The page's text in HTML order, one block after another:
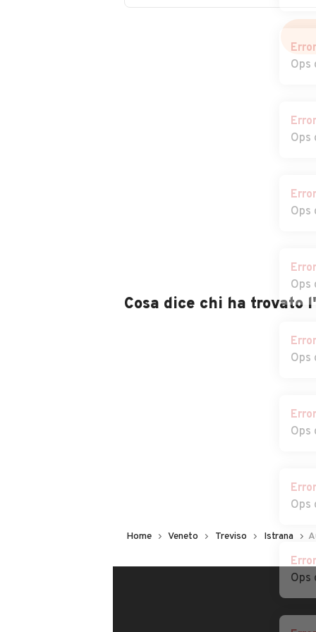
Auto usate
Auto usate
Cosa dice chi ha trovato
Home Veneto Treviso Istrana
Error
Ops
Error
Ops
Error
Ops
Error
Ops
Error
Ops
Error
Ops
Error
Ops
Error
Ops